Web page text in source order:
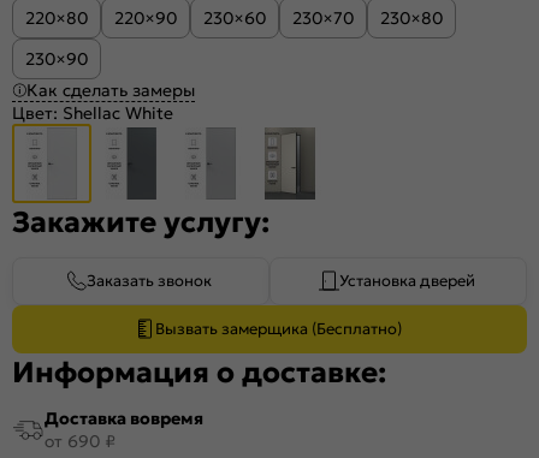
220×80
220×90 230×60 230×70
230×80
230×90
Как сделать замеры
Цвет: Shellac White
Закажите услугу:
Заказать звонок Установка дверей
Вызвать замерщика (Бесплатно)
Информация о доставке:
Доставка вовремя
от 690 ₽